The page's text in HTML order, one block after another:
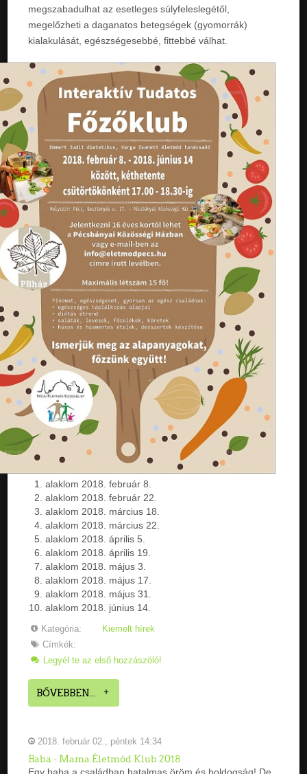
megszabadulhat az esetleges súlyfeleslegétől,
megelőzheti a daganatos betegségek (gyomorrák)
kialakulását, egészségesebbé, fittebbé válhat.
alaklom 2018. február 8.
alaklom 2018. február 22.
alaklom 2018. március 18.
alaklom 2018. március 22.
alaklom 2018. április 5.
alaklom 2018. április 19.
alaklom 2018. május 3.
alaklom 2018. május 17.
alaklom 2018. május 31.
alaklom 2018. június 14.
Kategória:
Kiemelt hírek
Címkék:
Legyél te az első hozzászóló!
BŐVEBBEN...
2018. február 02., péntek 14:34
Baba - Mama Életmód Klub 2018